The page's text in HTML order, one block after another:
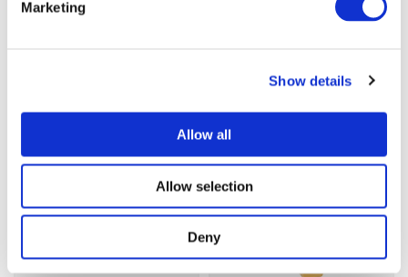
Marketing
Show details
Allow all
Allow selection
Deny
-70%